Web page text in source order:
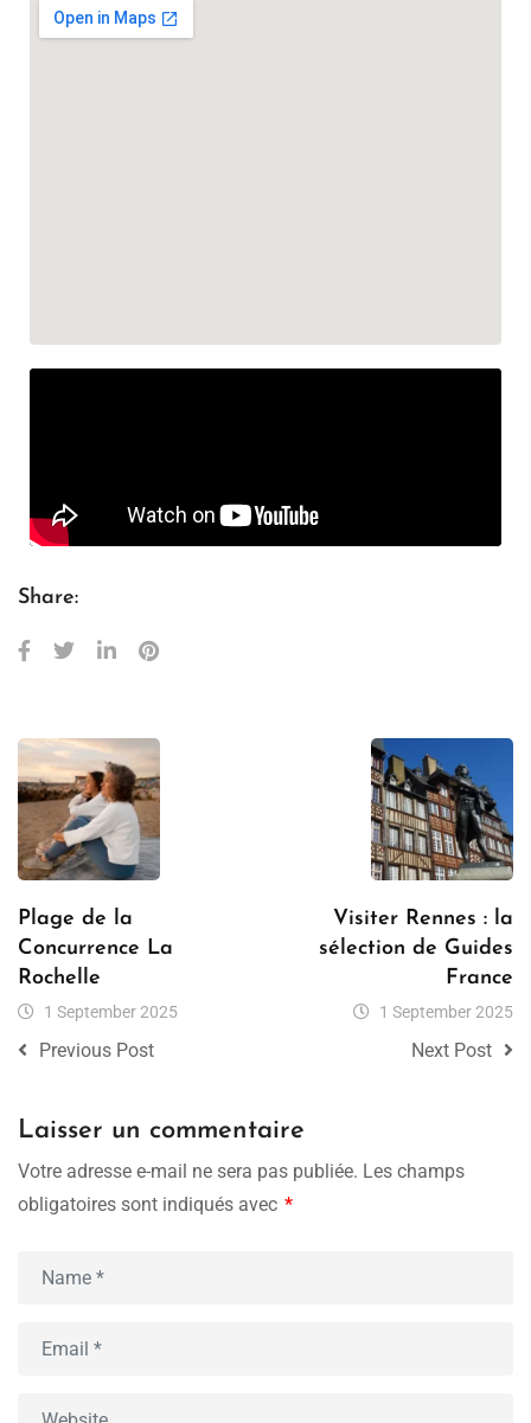
Share:
Plage de la
Concurrence La
Rochelle
1 September 2025
Previous Post
Visiter Rennes : la
sélection de Guides
France
1 September 2025
Next Post
Laisser un commentaire
Votre adresse e-mail ne sera pas publiée. Les champs
obligatoires sont indiqués avec *